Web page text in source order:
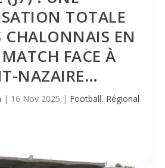
TOTALE
CHALONNAIS EN
FACE À
NAZAIRE…
| 16 Nov 2025 | Football, Régional